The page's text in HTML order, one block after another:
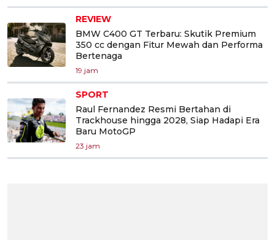
REVIEW
BMW C400 GT Terbaru: Skutik Premium
350 cc dengan Fitur Mewah dan Performa
Bertenaga
19 jam
SPORT
Raul Fernandez Resmi Bertahan di
Trackhouse hingga 2028, Siap Hadapi Era
Baru MotoGP
23 jam